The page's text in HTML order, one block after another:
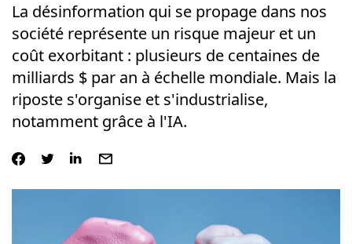
La désinformation qui se propage dans nos
société représente un risque majeur et un
coût exorbitant : plusieurs de centaines de
milliards $ par an à échelle mondiale. Mais la
riposte s'organise et s'industrialise,
notamment grâce à l'IA.